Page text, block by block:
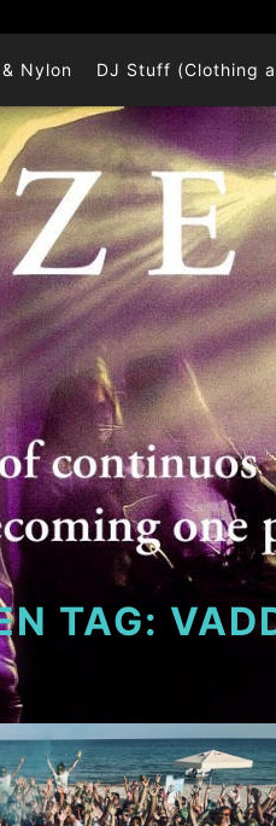
Nylon DJ Stuff (Clothing
TAG: